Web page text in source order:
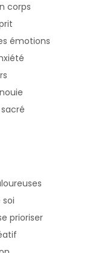
corps
émotions
prioriser